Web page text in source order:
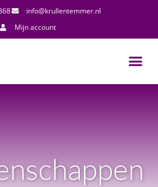
info@krullentemmer.nl
Mijn account